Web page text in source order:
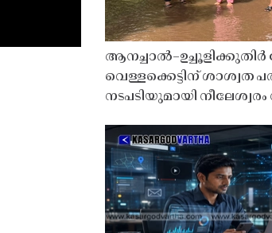
വെള്ളക്കെട്ടിന് ശാശ്വത
നടപടിയുമായി